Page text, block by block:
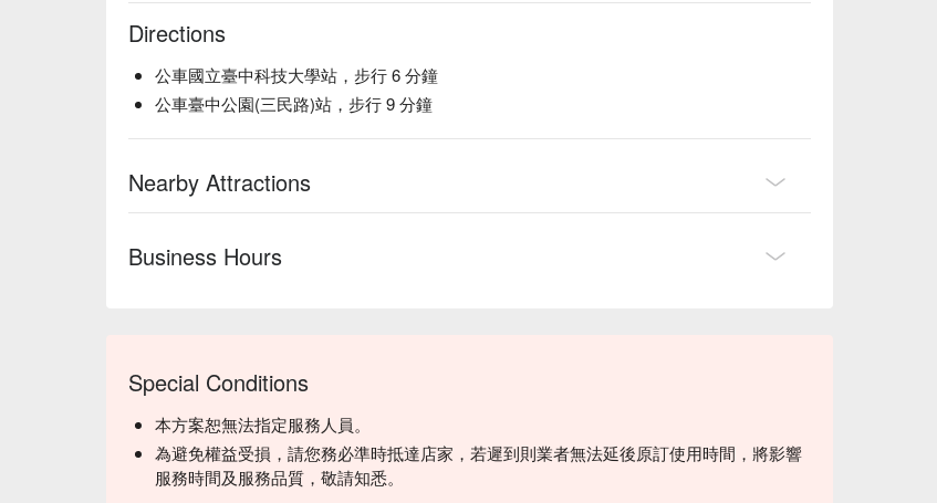
Directions
公車國立臺中科技大學站，步行 6 分鐘
公車臺中公園(三民路)站，步行 9 分鐘
Nearby Attractions
Business Hours
Special Conditions
本方案恕無法指定服務人員。
為避免權益受損，請您務必準時抵達店家，若遲到則業者無法延後原訂使用時間，將影響
服務時間及服務品質，敬請知悉。